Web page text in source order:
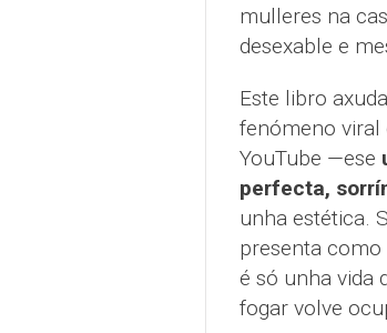
mulleres na
desexable e
Este libro
fenómeno viral
YouTube —ese
perfecta,
unha estética.
presenta como
é só unha vida
fogar volve